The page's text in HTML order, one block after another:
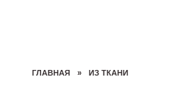
ГЛАВНАЯ » ИЗ ТКАНИ